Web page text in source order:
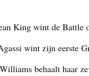
King wint de Battle
wint zijn eerste
behaalt haar